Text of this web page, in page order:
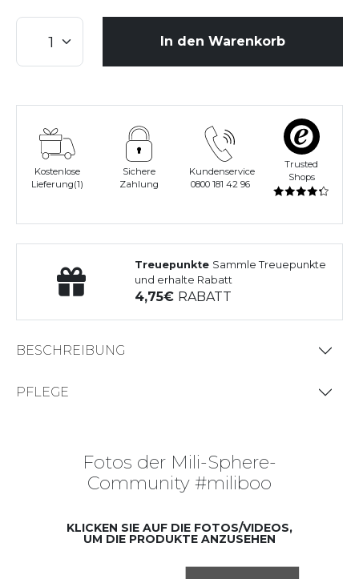
In den Warenkorb
Kostenlose
Lieferung(1)
Sichere
Zahlung
Kundenservice
0800 181 42 96
Trusted
Shops
Treuepunkte Sammle Treuepunkte
und erhalte Rabatt
4,75 RABATT
BESCHREIBUNG
PFLEGE
Fotos der Mili-Sphere-
Community #miliboo
KLICKEN SIE AUF DIE FOTOS/VIDEOS,
UM DIE PRODUKTE ANZUSEHEN